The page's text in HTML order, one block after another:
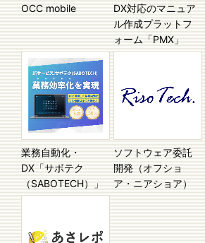
OCC mobile
DX対応のマニュア
ル作成プラットフ
ォーム「PMX」
業務自動化・
DX「サボテク
（SABOTECH）」
ソフトウェア委託
開発（オフショ
ア・ニアショア）